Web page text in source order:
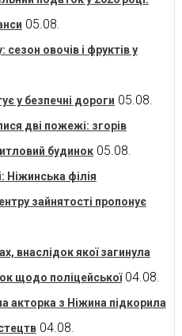
05.08.
овочів і фруктів у
у безпечні дороги 05.08.
дві пожежі: згорів
будинок 05.08.
Ніжинська філія
зайнятості пропонує
внаслідок якої загинула
щодо поліцейської 04.08.
акторка з Ніжина підкорила
04.08.